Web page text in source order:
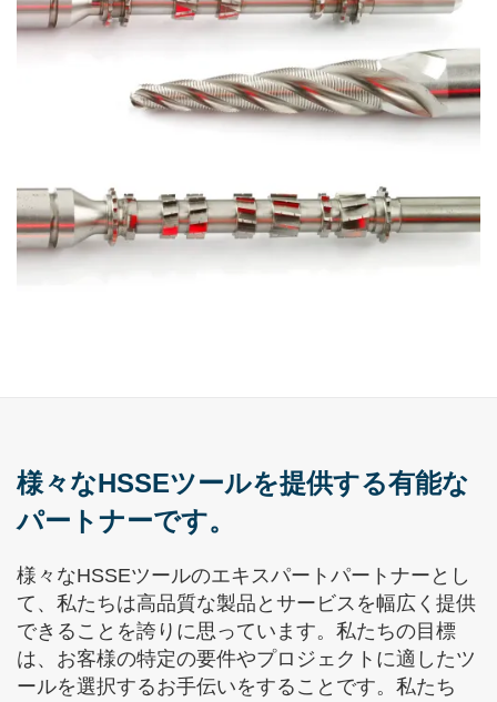
様々なHSSEツールを提供する有能な
パートナーです。
様々なHSSEツールのエキスパートパートナーとし
て、私たちは高品質な製品とサービスを幅広く提供
できることを誇りに思っています。私たちの目標
は、お客様の特定の要件やプロジェクトに適したツ
ールを選択するお手伝いをすることです。私たち